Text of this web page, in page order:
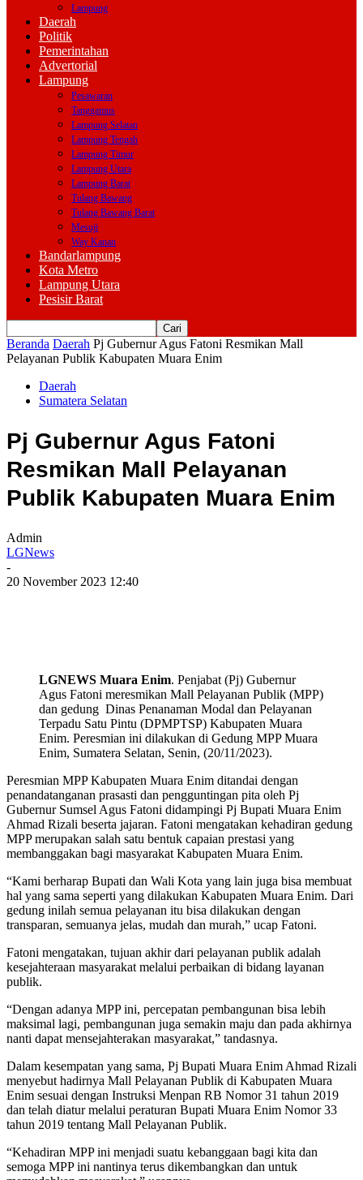
Lampung
Daerah
Politik
Pemerintahan
Advertorial
Lampung
Pesawaran
Tanggamus
Lampung Selatan
Lampung Tengah
Lampung Timur
Lampung Utara
Lampung Barat
Tulang Bawang
Tulang Bawang Barat
Mesuji
Way Kanan
Bandarlampung
Kota Metro
Lampung Utara
Pesisir Barat
Beranda Daerah Pj Gubernur Agus Fatoni Resmikan Mall
Pelayanan Publik Kabupaten Muara Enim
Daerah
Sumatera Selatan
Pj Gubernur Agus Fatoni
Resmikan Mall Pelayanan
Publik Kabupaten Muara Enim
Admin
LGNews
-
20 November 2023 12:40
LGNEWS Muara Enim. Penjabat (Pj) Gubernur
Agus Fatoni meresmikan Mall Pelayanan Publik (MPP)
dan gedung Dinas Penanaman Modal dan Pelayanan
Terpadu Satu Pintu (DPMPTSP) Kabupaten Muara
Enim. Peresmian ini dilakukan di Gedung MPP Muara
Enim, Sumatera Selatan, Senin, (20/11/2023).
Peresmian MPP Kabupaten Muara Enim ditandai dengan
penandatanganan prasasti dan pengguntingan pita oleh Pj
Gubernur Sumsel Agus Fatoni didampingi Pj Bupati Muara Enim
Ahmad Rizali beserta jajaran. Fatoni mengatakan kehadiran gedung
MPP merupakan salah satu bentuk capaian prestasi yang
membanggakan bagi masyarakat Kabupaten Muara Enim.
“Kami berharap Bupati dan Wali Kota yang lain juga bisa membuat
hal yang sama seperti yang dilakukan Kabupaten Muara Enim. Dari
gedung inilah semua pelayanan itu bisa dilakukan dengan
transparan, semuanya jelas, mudah dan murah,” ucap Fatoni.
Fatoni mengatakan, tujuan akhir dari pelayanan publik adalah
kesejahteraan masyarakat melalui perbaikan di bidang layanan
publik.
“Dengan adanya MPP ini, percepatan pembangunan bisa lebih
maksimal lagi, pembangunan juga semakin maju dan pada akhirnya
nanti dapat mensejahterakan masyarakat,” tandasnya.
Dalam kesempatan yang sama, Pj Bupati Muara Enim Ahmad Rizali
menyebut hadirnya Mall Pelayanan Publik di Kabupaten Muara
Enim sesuai dengan Instruksi Menpan RB Nomor 31 tahun 2019
dan telah diatur melalui peraturan Bupati Muara Enim Nomor 33
tahun 2019 tentang Mall Pelayanan Publik.
“Kehadiran MPP ini menjadi suatu kebanggaan bagi kita dan
semoga MPP ini nantinya terus dikembangkan dan untuk